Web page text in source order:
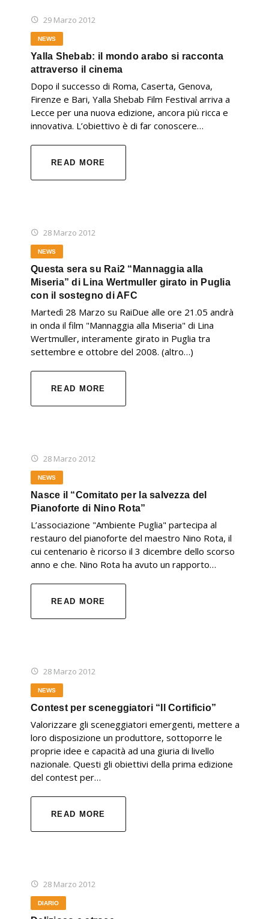
29 Marzo 2012
NEWS
Yalla Shebab: il mondo arabo si racconta
attraverso il cinema
Dopo il successo di Roma, Caserta, Genova,
Firenze e Bari, Yalla Shebab Film Festival arriva a
Lecce per una nuova edizione, ancora più ricca e
innovativa. L’obiettivo è di far conoscere…
READ MORE
28 Marzo 2012
NEWS
Questa sera su Rai2 “Mannaggia alla
Miseria” di Lina Wertmuller girato in Puglia
con il sostegno di AFC
Martedì 28 Marzo su RaiDue alle ore 21.05 andrà
in onda il film "Mannaggia alla Miseria" di Lina
Wertmuller, interamente girato in Puglia tra
settembre e ottobre del 2008. (altro…)
READ MORE
28 Marzo 2012
NEWS
Nasce il “Comitato per la salvezza del
Pianoforte di Nino Rota”
L’associazione "Ambiente Puglia" partecipa al
restauro del pianoforte del maestro Nino Rota, il
cui centenario è ricorso il 3 dicembre dello scorso
anno e che. Nino Rota ha avuto un rapporto…
READ MORE
28 Marzo 2012
NEWS
Contest per sceneggiatori “Il Cortificio”
Valorizzare gli sceneggiatori emergenti, mettere a
loro disposizione un produttore, sottoporre le
proprie idee e capacità ad una giuria di livello
nazionale. Questi gli obiettivi della prima edizione
del contest per…
READ MORE
28 Marzo 2012
DIARIO